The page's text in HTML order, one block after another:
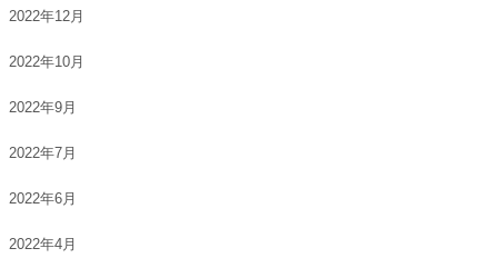
2022年12月
2022年10月
2022年9月
2022年7月
2022年6月
2022年4月